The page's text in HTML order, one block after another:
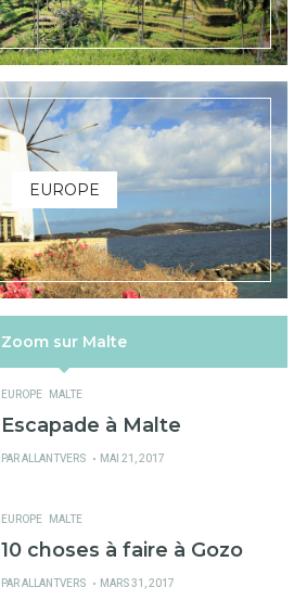
EUROPE
Zoom sur Malte
EUROPE MALTE
Escapade à Malte
PARALLANTVERS
PUBLIÉ
MAI 21, 2017
EUROPE MALTE
10 choses à faire à Gozo
PARALLANTVERS
PUBLIÉ
MARS 31, 2017